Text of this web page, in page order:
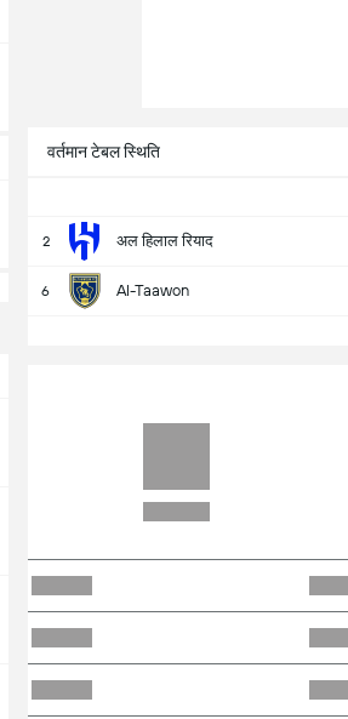
वर्तमान टेबल स्थिति
2 अल हिलाल रियाद
6 Al-Taawon